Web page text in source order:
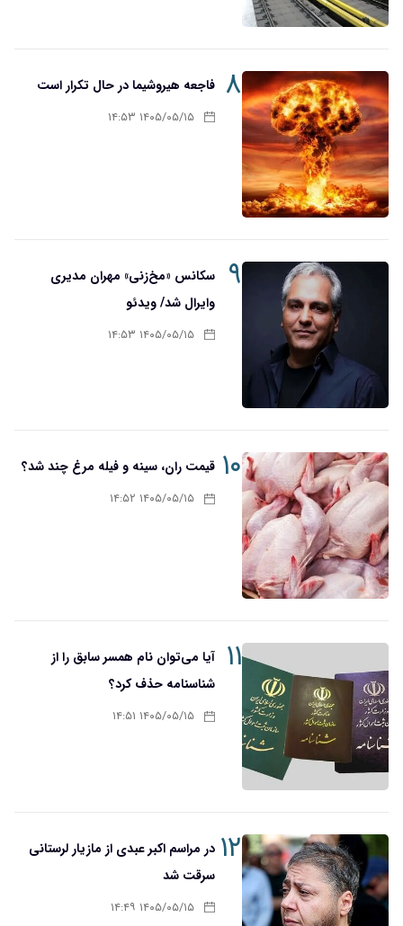
۸ فاجعه هیروشیما در حال تکرار است
۱۴۰۵/۰۵/۱۵ ۱۴:۵۳
۹
سکانس «مخ‌زنی» مهران مدیری
وایرال شد/ ویدئو
۱۴۰۵/۰۵/۱۵ ۱۴:۵۳
۱۰ قیمت ران، سینه و فیله مرغ چند شد؟
۱۴۰۵/۰۵/۱۵ ۱۴:۵۲
۱۱
آیا می‌توان نام همسر سابق را از
شناسنامه حذف کرد؟
۱۴۰۵/۰۵/۱۵ ۱۴:۵۱
۱۲ در مراسم اکبر عبدی از مازیار لرستانی
سرقت شد
۱۴۰۵/۰۵/۱۵ ۱۴:۴۹